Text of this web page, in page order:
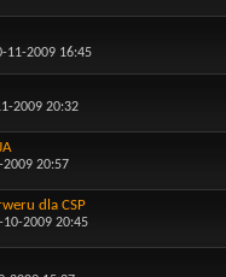
11-2009 16:45
2009 20:32
2009 20:57
dla CSP
10-2009 20:45